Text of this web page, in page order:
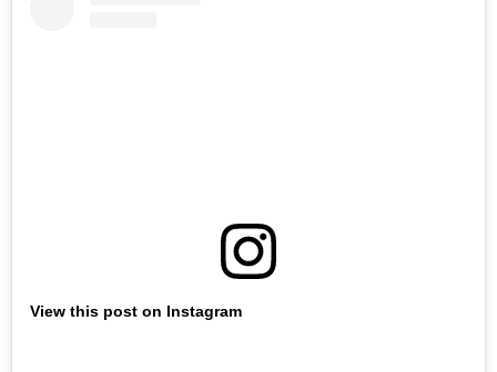
View this post on Instagram